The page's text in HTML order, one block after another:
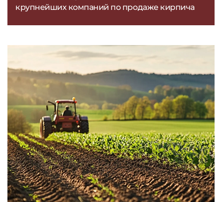
крупнейших компаний по продаже кирпича